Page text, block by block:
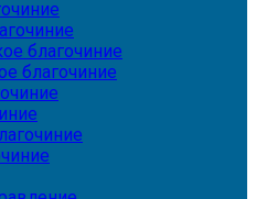
благочиние
благочиние